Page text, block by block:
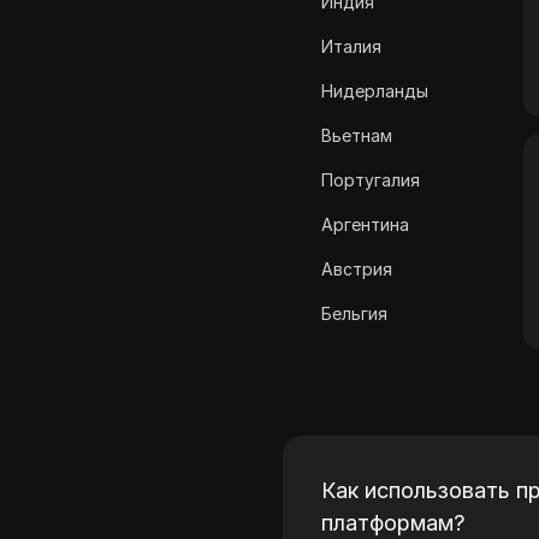
ASOS
BestBuy
Binance Pay
Bing Ads
Cash App
ClickBank
Coinbase
Dailymotion
Deezer
Италия
Нидерланды
Вьетнам
Португалия
Аргентина
Австрия
Бельгия
Кипр
Как использовать
платформам?